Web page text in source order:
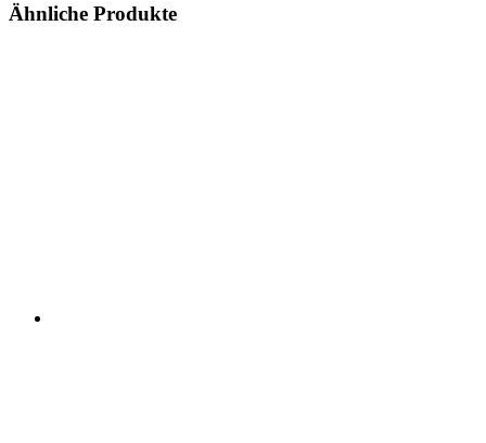
Ähnliche Produkte